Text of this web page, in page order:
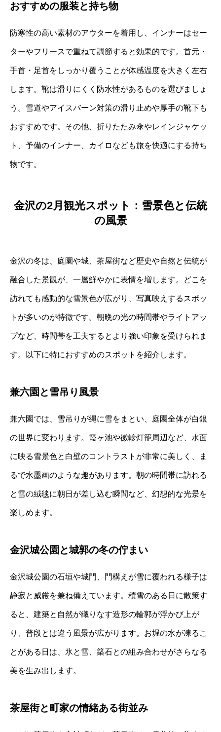
おすすめの服装と持ち物
防寒性の高い素材のアウターを着用し、インナーはセー
ターやフリースで重ねて調節すると効果的です。首元・
手首・足首をしっかり覆うことが体感温度を大きく左右
します。靴は滑りにくく防水性があるものを選びましょ
う。雪道やアイスバーン対策の滑り止めや厚手の靴下も
おすすめです。その他、折りたたみ傘やレインジャケッ
ト、予備のインナー、カイロなども旅を快適にする持ち
物です。
金沢の2月観光スポット：雪景色と伝統
の風景
金沢の冬は、庭園や城、茶屋街など歴史や自然と伝統が
融合した景観が、一層鮮やかに表情を増します。どこを
訪れても感動的な雪景色が広がり、写真映えするスポッ
トが多いのが特徴です。朝晩の光の時間帯やライトアッ
プなど、時間帯を工夫するとより強い印象を受けられま
す。以下に特におすすめのスポットを紹介します。
兼六園と雪吊り風景
兼六園では、雪吊りが縄に雪をまとい、庭園全体が白銀
の世界に変わります。霞ヶ池や徽軫灯籠周辺など、水面
に映る雪景色と白壁のコントラストが非常に美しく、ま
るで水墨画のような趣があります。朝の時間帯に訪れる
と雪の絨毯に朝日が差し込む瞬間など、幻想的な光景を
楽しめます。
金沢城公園と城郭の冬の佇まい
金沢城公園の石垣や城門、門構えが雪に覆われる様子は
静寂と威厳を兼ね備えています。積雪のある日に散策す
ると、建築と自然が織りなす造形の輪郭が浮かび上が
り、普段とは違う風景が広がります。お堀の水が凍るこ
とがある日は、氷と雪、築石との組み合わせがさらなる
美を生み出します。
茶屋街と町家の情緒ある街並み